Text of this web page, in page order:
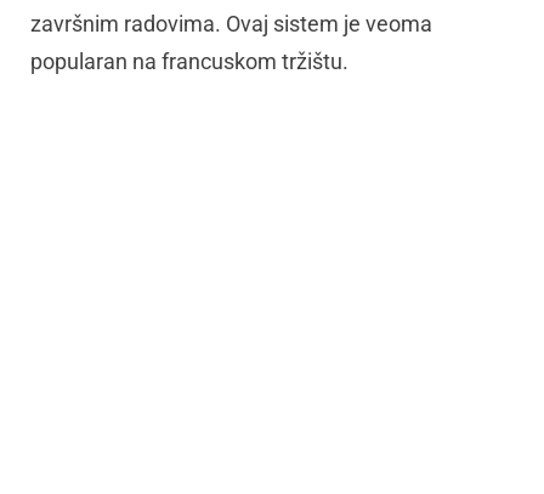
završnim radovima. Ovaj sistem je veoma
popularan na francuskom tržištu.